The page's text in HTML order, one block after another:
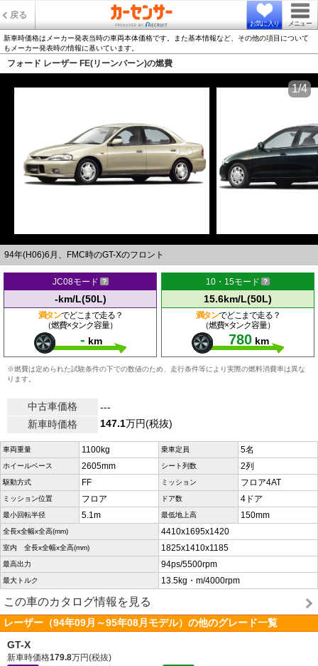
戻る
お気に入り メニュー
新車時価格はメーカー発表当時の車両本体価格です。また基本情報など、その他の項目について
もメーカー発表時の情報に基いています。
フォード レーザー FE(リーンバーン)の燃費
94年(H06)6月、FMC時のGT-Xのフロント
1/4
JC08モード
-km/L(50L)
満タンでどこまで走る？
（燃費×タンク容量）
- km
10・15モード
15.6km/L(50L)
満タンでどこまで走る？
（燃費×タンク容量）
780 km
※燃費は定められた試験条件の下での数値のため、走行条件等により実際の燃料消費率は異な
ります。
中古車価格
---
新車時価格
147.1万円(税抜)
車両重量 1100kg 乗車定員 5名
ホイールベース 2605mm シート列数 2列
駆動方式 FF ミッション フロア4AT
ミッション位置 フロア ドア数 4ドア
最小回転半径 5.1m 最低地上高 150mm
全長x全幅x全高(mm) 4410x1695x1420
室内 全長x全幅x全高(mm) 1825x1410x1185
最高出力 94ps/5500rpm
最大トルク 13.5kg・m/4000rpm
この車のカタログ情報を見る
レーザー（94年09月～95年08月モデル）の他のグレード一覧
GT-X
新車時価格179.8万円(税抜)